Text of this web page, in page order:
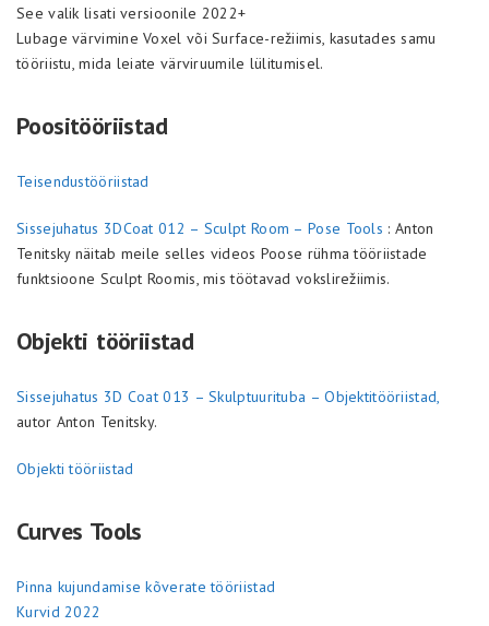
See valik lisati versioonile 2022+
Lubage värvimine Voxel või Surface-režiimis, kasutades samu
tööriistu, mida leiate värviruumile lülitumisel.
Poositööriistad
Teisendustööriistad
Sissejuhatus 3DCoat 012 – Sculpt Room – Pose Tools : Anton
Tenitsky näitab meile selles videos Poose rühma tööriistade
funktsioone Sculpt Roomis, mis töötavad vokslirežiimis.
Objekti tööriistad
Sissejuhatus 3D Coat 013 – Skulptuurituba – Objektitööriistad,
autor Anton Tenitsky.
Objekti tööriistad
Curves Tools
Pinna kujundamise kõverate tööriistad
Kurvid 2022